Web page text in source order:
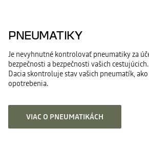
PNEUMATIKY
Je nevyhnutné kontrolovať pneumatiky za
bezpečnosti a bezpečnosti vašich
Dacia skontroluje stav vašich pneumatík,
opotrebenia.
VIAC O PNEUMATIKÁCH